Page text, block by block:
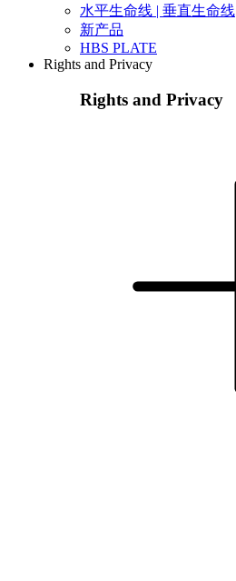
水平生命线 | 垂直生命线
新产品
HBS PLATE
Rights and Privacy
Rights and Privacy